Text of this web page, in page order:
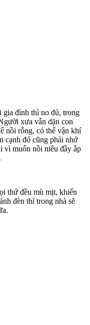
gia đình thì no đủ, trong
xưa vẫn dặn con
nồi rỗng, có thế vận khí
cạnh đó cũng phải nhớ
vì muốn nồi niêu đầy ắp
thứ đều mù mịt, khiến
đèn thì trong nhà sẽ